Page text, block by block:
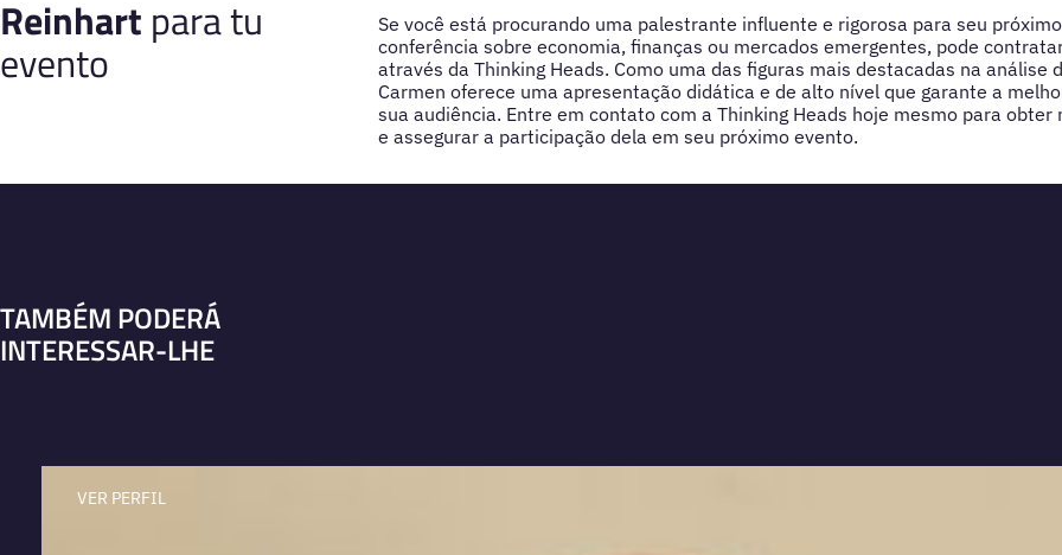
Reinhart para tu
evento
Se você está procurando uma palestrante influente e rigorosa para seu
conferência sobre economia, finanças ou mercados emergentes, pode
através da Thinking Heads. Como uma das figuras mais destacadas na análise
Carmen oferece uma apresentação didática e de alto nível que garante a
sua audiência. Entre em contato com a Thinking Heads hoje mesmo para obter
e assegurar a participação dela em seu próximo evento.
TAMBÉM PODERÁ
INTERESSAR-LHE
VER PERFIL